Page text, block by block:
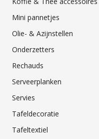
Mini pannetjes
Olie- & Azijnstellen
Onderzetters
Rechauds
Serveerplanken
Servies
Tafeldecoratie
Tafeltextiel